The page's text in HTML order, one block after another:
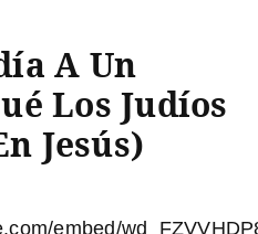
A Un
Los Judíos
Jesús)
embed/